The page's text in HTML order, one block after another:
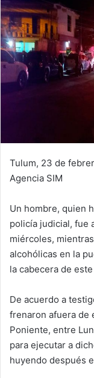
Tulum, 23 de
Agencia SIM
Un hombre, quien
policía judicial, fue
miércoles,
alcohólicas en la
la cabecera de
De acuerdo a
frenaron afuera de
Poniente, entre
para ejecutar a
huyendo después